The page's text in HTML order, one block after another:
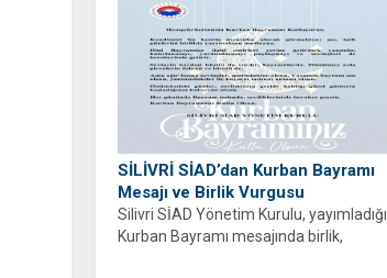
SİLİVRİ SİAD’dan Kurban Bayramı
Mesajı ve Birlik Vurgusu
Silivri SİAD Yönetim Kurulu, yayımladığı
Kurban Bayramı mesajında birlik,